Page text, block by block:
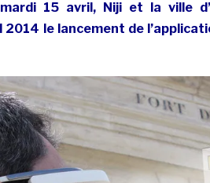
15 avril, Niji et la ville
2014 le lancement de